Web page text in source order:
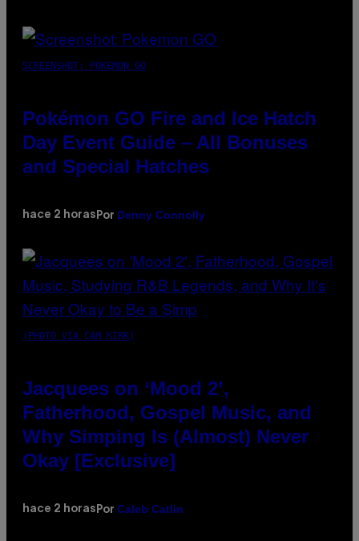
SCREENSHOT: POKEMON GO
Pokémon GO Fire and Ice Hatch
Day Event Guide – All Bonuses
and Special Hatches
hace 2 horas Por Denny Connolly
(PHOTO VIA CAM KIRK)
Jacquees on ‘Mood 2’,
Fatherhood, Gospel Music, and
Why Simping Is (Almost) Never
Okay [Exclusive]
hace 2 horas Por Caleb Catlin